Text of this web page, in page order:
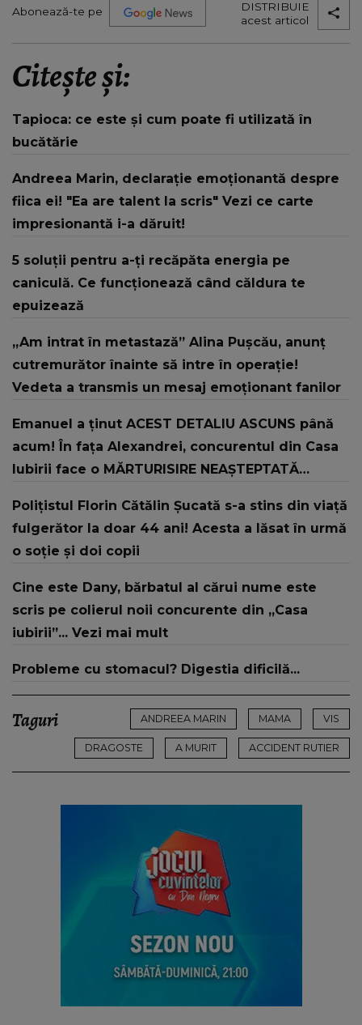
Abonează-te pe
DISTRIBUIE
acest articol
Citește și:
Tapioca: ce este și cum poate fi utilizată în
bucătărie
Andreea Marin, declaraţie emoţionantă despre
fiica ei! "Ea are talent la scris" Vezi ce carte
impresionantă i-a dăruit!
5 soluții pentru a-ți recăpăta energia pe
caniculă. Ce funcționează când căldura te
epuizează
„Am intrat în metastază” Alina Pușcău, anunț
cutremurător înainte să intre în operație!
Vedeta a transmis un mesaj emoționant fanilor
Emanuel a ținut ACEST DETALIU ASCUNS până
acum! În fața Alexandrei, concurentul din Casa
Iubirii face o MĂRTURISIRE NEAȘTEPTATĂ
te iubesc pentru că..."
Polițistul Florin Cătălin Șucată s-a stins din viață
fulgerător la doar 44 ani! Acesta a lăsat în urmă
o soție și doi copii
Cine este Dany, bărbatul al cărui nume este
scris pe colierul noii concurente din „Casa
iubirii”... Vezi mai mult
Probleme cu stomacul? Digestia dificilă...
Taguri ANDREEA MARIN MAMA VIS
DRAGOSTE A MURIT ACCIDENT RUTIER